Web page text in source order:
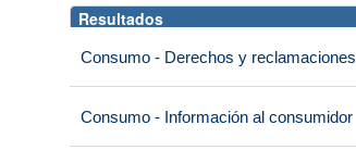
Resultados
Consumo - Derechos y reclamaciones
Consumo - Información al consumidor